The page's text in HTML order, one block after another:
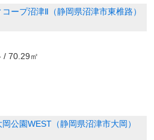
ープ沼津Ⅱ（静岡県沼津市東椎路）
/ 70.29㎡
公園WEST（静岡県沼津市大岡）